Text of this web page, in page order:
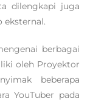
dilengkapi juga
eksternal.
berbagai
oleh Proyektor
beberapa
YouTuber pada